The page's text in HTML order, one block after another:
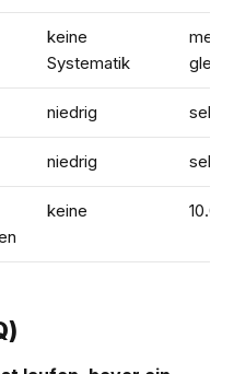
keine
Systematik
niedrig sehr
niedrig sehr
keine